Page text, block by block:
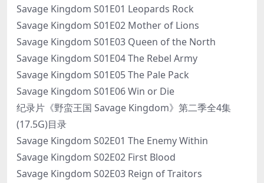
Savage Kingdom S01E01 Leopards Rock
Savage Kingdom S01E02 Mother of Lions
Savage Kingdom S01E03 Queen of the North
Savage Kingdom S01E04 The Rebel Army
Savage Kingdom S01E05 The Pale Pack
Savage Kingdom S01E06 Win or Die
纪录片《野蛮王国 Savage Kingdom》第二季全4集
(17.5G)目录
Savage Kingdom S02E01 The Enemy Within
Savage Kingdom S02E02 First Blood
Savage Kingdom S02E03 Reign of Traitors